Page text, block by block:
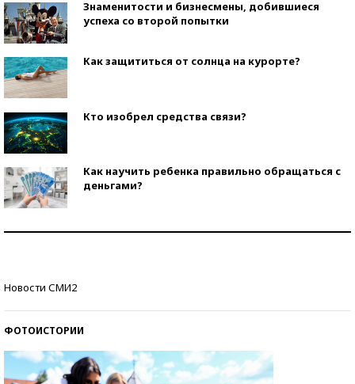
Знаменитости и бизнесмены, добившиеся
успеха со второй попытки
Как защититься от солнца на курорте?
Кто изобрел средства связи?
Как научить ребенка правильно обращаться с
деньгами?
Новости СМИ2
ФОТОИСТОРИИ